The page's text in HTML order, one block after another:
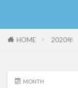
HOME 2020年
MONTH